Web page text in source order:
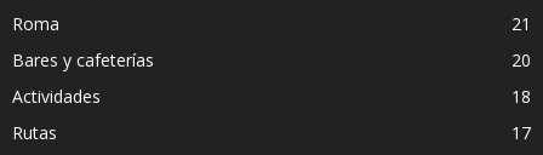
Roma
21
Bares y cafeterías
20
Actividades
18
Rutas
17